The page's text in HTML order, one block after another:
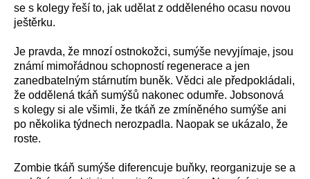
se s kolegy řeší to, jak udělat z odděleného ocasu novou
ještěrku.
Je pravda, že mnozí ostnokožci, sumýše nevyjímaje, jsou
známí mimořádnou schopností regenerace a jen
zanedbatelným stárnutím buněk. Vědci ale předpokládali,
že oddělená tkáň sumýšů nakonec odumře. Jobsonová
s kolegy si ale všimli, že tkáň ze zmíněného sumýše ani
po několika týdnech nerozpadla. Naopak se ukázalo, že
roste.
Zombie tkáň sumýše diferencuje buňky, reorganizuje se a